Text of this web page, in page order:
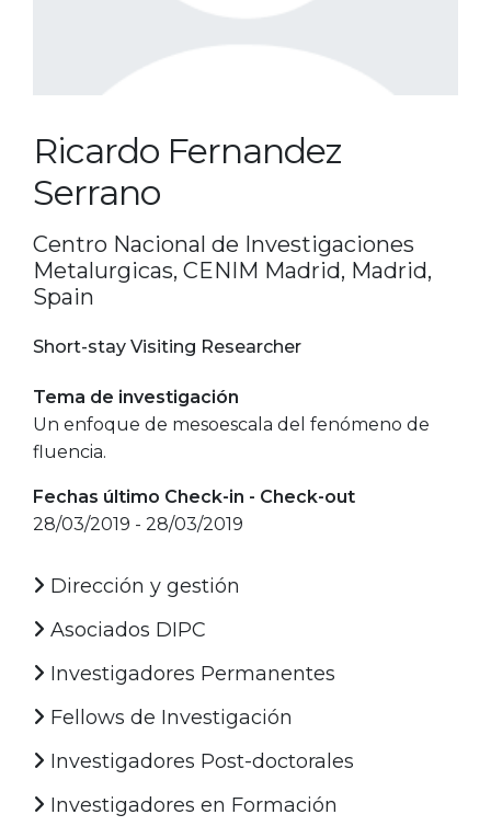
Ricardo Fernandez
Serrano
Centro Nacional de Investigaciones
Metalurgicas, CENIM Madrid, Madrid,
Spain
Short-stay Visiting Researcher
Tema de investigación
Un enfoque de mesoescala del fenómeno de
fluencia.
Fechas último Check-in - Check-out
28/03/2019 - 28/03/2019
Dirección y gestión
Asociados DIPC
Investigadores Permanentes
Fellows de Investigación
Investigadores Post-doctorales
Investigadores en Formación